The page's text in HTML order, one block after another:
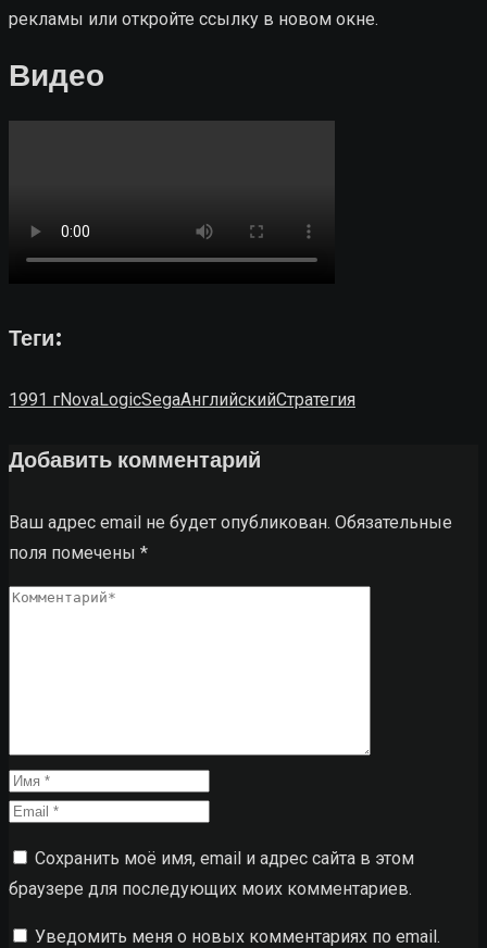
рекламы или откройте ссылку в новом окне.
Видео
Теги:
1991 гNovaLogicSegaАнглийскийСтратегия
Добавить комментарий
Ваш адрес email не будет опубликован. Обязательные
поля помечены *
Сохранить моё имя, email и адрес сайта в этом
браузере для последующих моих комментариев.
Уведомить меня о новых комментариях по email.